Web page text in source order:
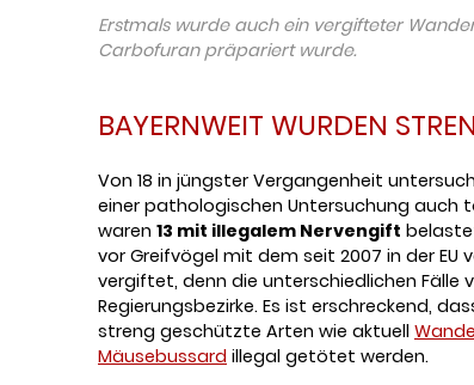
Erstmals wurde auch ein vergifteter
Carbofuran präpariert wurde.
BAYERNWEIT WURDEN
Von 18 in jüngster Vergangenheit
einer pathologischen Untersuchung auch
waren 13 mit illegalem Nervengift
vor Greifvögel mit dem seit 2007 in der EU
vergiftet, denn die unterschiedlichen Fälle
Regierungsbezirke. Es ist erschreckend,
streng geschützte Arten wie aktuell
Mäusebussard illegal getötet werden.